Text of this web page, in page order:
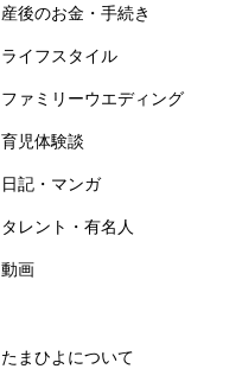
産後のお金・手続き
ライフスタイル
ファミリーウエディング
育児体験談
日記・マンガ
タレント・有名人
動画
たまひよについて